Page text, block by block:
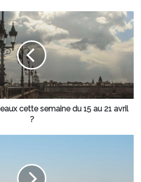
cette semaine du 15 au 21 avril
?